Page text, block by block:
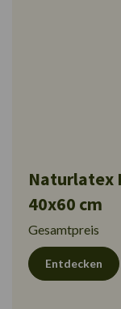
Naturlatex
40x60 cm
Gesamtpreis
Entdecken